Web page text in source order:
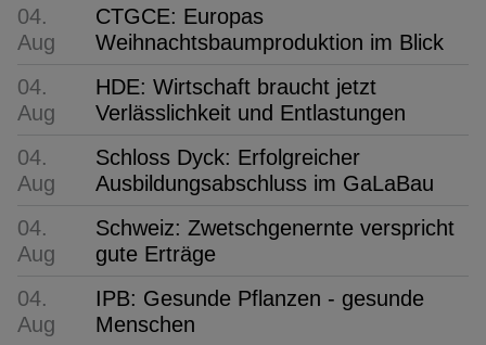
04.
Aug
CTGCE: Europas
Weihnachtsbaumproduktion im Blick
04.
Aug
HDE: Wirtschaft braucht jetzt
Verlässlichkeit und Entlastungen
04.
Aug
Schloss Dyck: Erfolgreicher
Ausbildungsabschluss im GaLaBau
04.
Aug
Schweiz: Zwetschgenernte verspricht
gute Erträge
04.
Aug
IPB: Gesunde Pflanzen - gesunde
Menschen